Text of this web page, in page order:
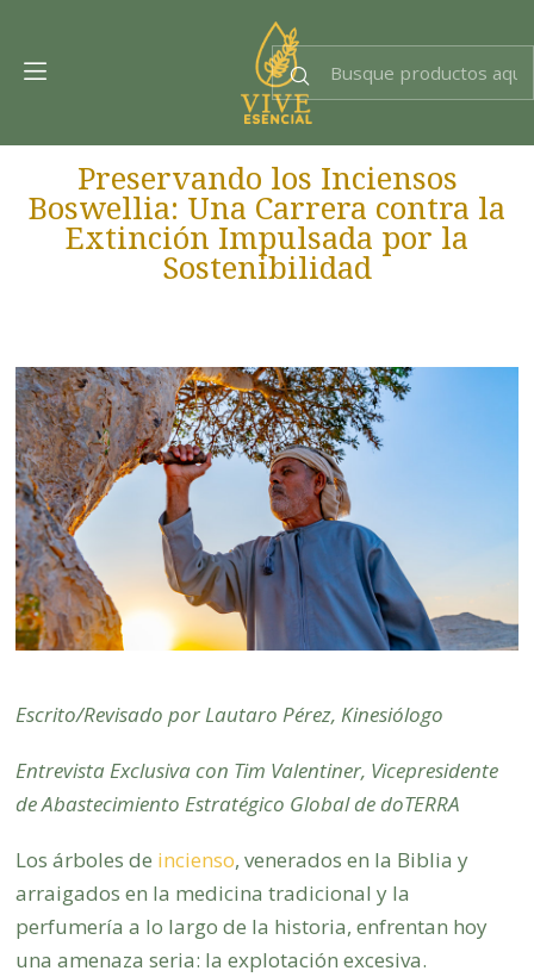
Preservando los Inciensos
Boswellia: Una Carrera contra la
Extinción Impulsada por la
Sostenibilidad
Escrito/Revisado por Lautaro Pérez, Kinesiólogo
Entrevista Exclusiva con Tim Valentiner, Vicepresidente
de Abastecimiento Estratégico Global de doTERRA
Los árboles de incienso, venerados en la Biblia y
arraigados en la medicina tradicional y la
perfumería a lo largo de la historia, enfrentan hoy
una amenaza seria: la explotación excesiva.
Dra. EsencIAl
Experta en bienestar